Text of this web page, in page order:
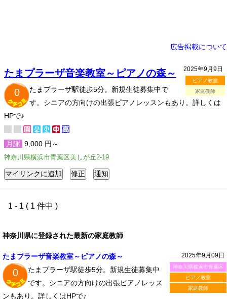
広告掲載について
2025年9月9日
ピアノ教室
家庭教師
たまプラーザ音楽教室～ピアノの森～
0
たまプラーザ駅徒歩5分。新規生徒募集中で
す。シニアの方向けの出張ピアノレッスンもあり。詳しくは
HPで♪
月謝 9,000 円～
神奈川県横浜市青葉区美しが丘2-19
1 - 1 ( 1 件中 )
神奈川県に登録された最新の家庭教師
2025年9月09日
神奈川県横浜市青葉区
ピアノ教室
家庭教師
たまプラーザ音楽教室～ピアノの森～
0
たまプラーザ駅徒歩5分。新規生徒募集中
です。シニアの方向けの出張ピアノレッス
ンもあり。詳しくはHPで♪